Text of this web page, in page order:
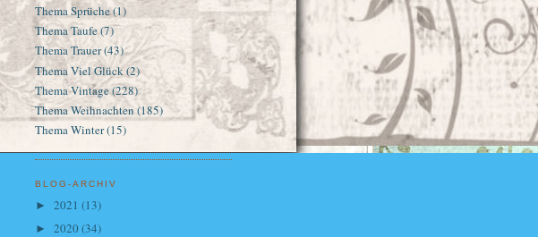
Thema Sprüche(1)
Thema Taufe(7)
Thema Trauer(43)
Thema Viel Glück(2)
Thema Vintage(228)
Thema Weihnachten (185)
Thema Winter(15)
BLOG-ARCHIV
► 2021 (13)
► 2020 (34)